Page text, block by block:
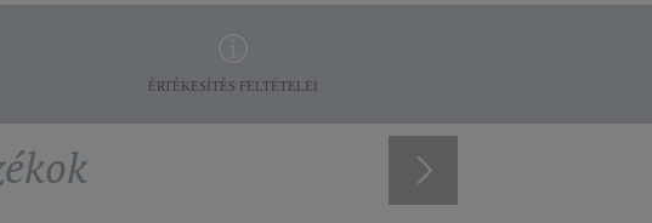
ÉRTÉKESÍTÉS FELTÉTELEI